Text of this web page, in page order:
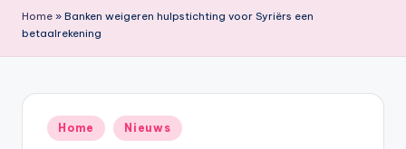
ti
c
ti
Home » Banken weigeren hulpstichting voor Syriërs een
betaalrekening
Geplaatst
in
Home Nieuws